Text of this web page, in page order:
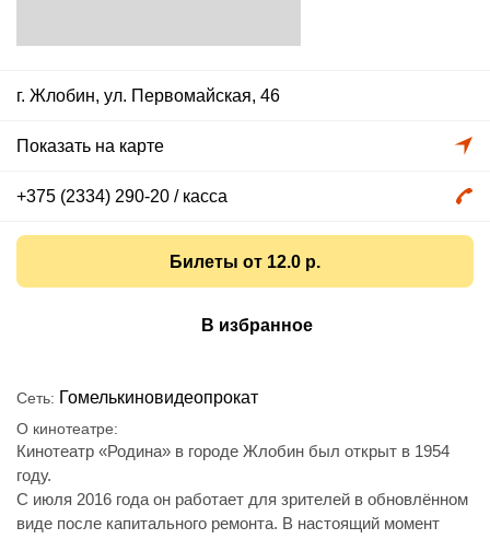
г. Жлобин, ул. Первомайская, 46
Показать на карте
+375 (2334) 290-20 / касса
Билеты от 12.0 р.
В избранное
Сеть Гомелькиновидеопрокат
О кинотеатре
Кинотеатр «Родина» в городе Жлобин был открыт в 1954
году.
С июля 2016 года он работает для зрителей в обновлённом
виде после капитального ремонта. В настоящий момент